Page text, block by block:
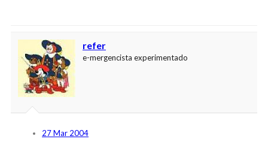
refer
e-mergencista experimentado
27 Mar 2004